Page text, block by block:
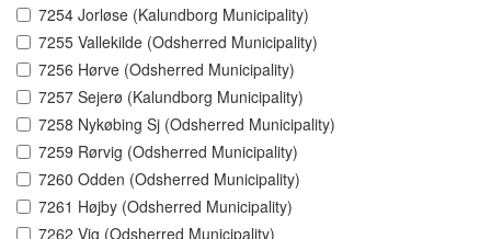
7254 Jorløse (Kalundborg Municipality)
7255 Vallekilde (Odsherred Municipality)
7256 Hørve (Odsherred Municipality)
7257 Sejerø (Kalundborg Municipality)
7258 Nykøbing Sj (Odsherred Municipality)
7259 Rørvig (Odsherred Municipality)
7260 Odden (Odsherred Municipality)
7261 Højby (Odsherred Municipality)
7262 Vig (Odsherred Municipality)